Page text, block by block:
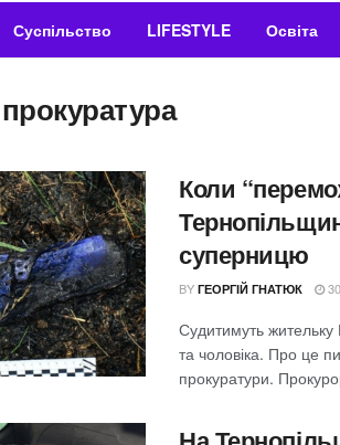
Суспільство LIFESTYLE Освіта
прокуратура
Коли
суперницю
BY ГЕОРГІЙ ГНАТЮК
Судитимуть
та чоловіка. Про це
прокуратури.